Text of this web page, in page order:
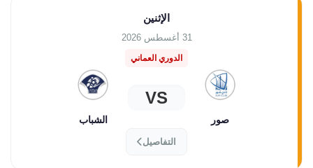
الإثنين
31 أغسطس 2026
الدوري العماني
صور
VS
الشباب
التفاصيل